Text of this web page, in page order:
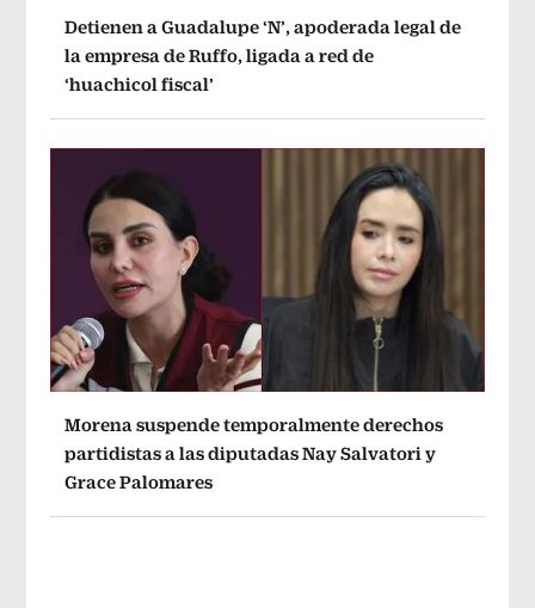
Detienen a Guadalupe ‘N’, apoderada legal de
la empresa de Ruffo, ligada a red de
‘huachicol fiscal’
Morena suspende temporalmente derechos
partidistas a las diputadas Nay Salvatori y
Grace Palomares